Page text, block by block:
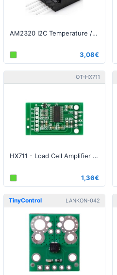
AM2320 I2C Temperature / Humidity Sensor
3,08€
IOT-HX711
HX711 - Load Cell Amplifier 24Bit
1,36€
TinyControl LANKON-042